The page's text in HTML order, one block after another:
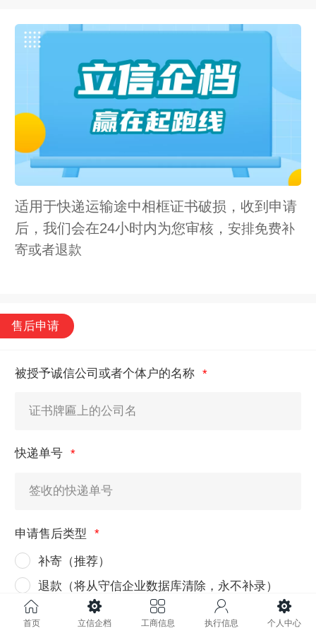
适用于快递运输途中相框证书破损，收到申请
后，我们会在24小时内为您审核， 安排免费补
寄或者退款
售后申请
被授予诚信公司或者个体户的名称
快递单号
申请售后类型
补寄（推荐）
退款（将从守信企业数据库清除，永不补录）
首页 立信企档 工商信息 执行信息 个人中心